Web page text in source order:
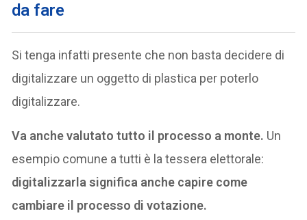
da fare
Si tenga infatti presente che non basta decidere di
digitalizzare un oggetto di plastica per poterlo
digitalizzare.
Va anche valutato tutto il processo a monte. Un
esempio comune a tutti è la tessera elettorale:
digitalizzarla significa anche capire come
cambiare il processo di votazione.